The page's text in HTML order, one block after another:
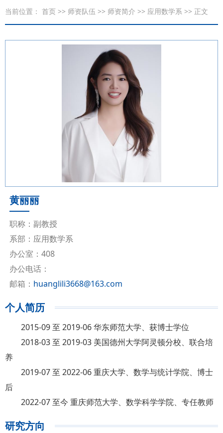
当前位置： 首页 >> 师资队伍 >> 师资简介 >> 应用数学系 >> 正文
黄丽丽
职称：副教授
系部：应用数学系
办公室：408
办公电话：
邮箱： huanglili3668@163.com
个人简历
2015-09 至 2019-06 华东师范大学、获博士学位
2018-03 至 2019-03 美国德州大学阿灵顿分校、联合培
养
2019-07 至 2022-06 重庆大学、数学与统计学院、博士
后
2022-07 至今 重庆师范大学、数学科学学院、专任教师
研究方向